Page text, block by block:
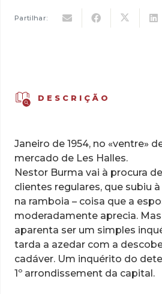
Burma
Atrás
do
2
Partilhar:
DESCRIÇÃO
Janeiro de 1954, no «ventre»
mercado de Les Halles.
Nestor Burma vai à procura
clientes regulares, que subiu
na ramboia – coisa que a
moderadamente aprecia.
aparenta ser um simples
tarda a azedar com a
cadáver. Um inquérito do
1º arrondissement da capital.